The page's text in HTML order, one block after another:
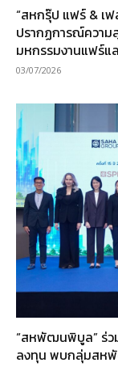
“สหกรุ๊ป แฟร์ & เ
ปรากฏการณ์ความ
มหกรรมงานแฟร์แ
03/07/2026
“สหพัฒนพิบูล” ร่ว
ลงทุน พบกลุ่มสหพั